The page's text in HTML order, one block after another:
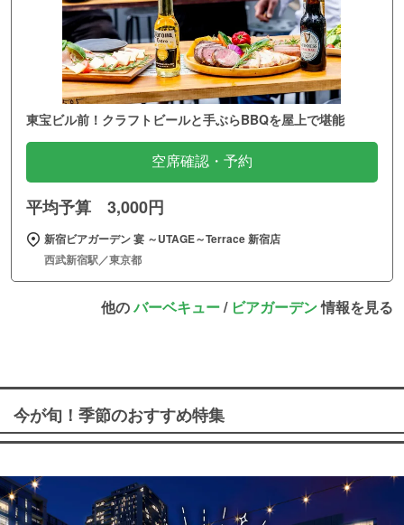
東宝ビル前！クラフトビールと手ぶらBBQを屋上で堪能
空席確認・予約
平均予算 3,000円
新宿ビアガーデン 宴 ～UTAGE～Terrace 新宿店
西武新宿駅／東京都
他のバーベキュー/ ビアガーデン情報を見る
今が旬！季節のおすすめ特集